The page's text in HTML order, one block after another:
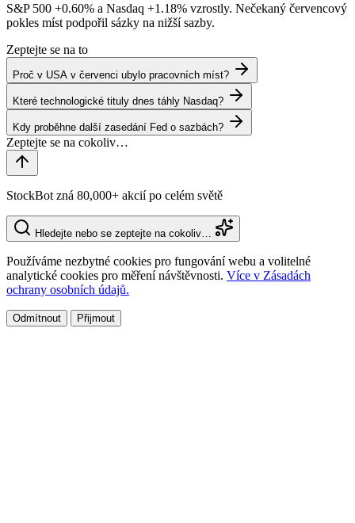
S&P 500 +0.60% a Nasdaq +1.18% vzrostly. Nečekaný červencový
pokles míst podpořil sázky na nižší sazby.
Zeptejte se na to
Proč v USA v červenci ubylo pracovních míst?
Které technologické tituly dnes táhly Nasdaq?
Kdy proběhne další zasedání Fed o sazbách?
StockBot zná 80,000+ akcií po celém světě
Hledejte nebo se zeptejte na cokoliv…
Používáme nezbytné cookies pro fungování webu a volitelné
analytické cookies pro měření návštěvnosti. Více v Zásadách
ochrany osobních údajů.
Odmítnout Přijmout